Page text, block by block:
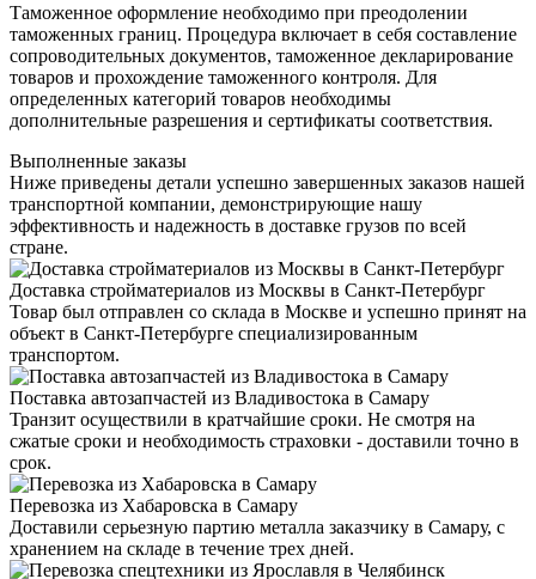
Таможенное оформление необходимо при преодолении
таможенных границ. Процедура включает в себя составление
сопроводительных документов, таможенное декларирование
товаров и прохождение таможенного контроля. Для
определенных категорий товаров необходимы
дополнительные разрешения и сертификаты соответствия.
Выполненные заказы
Ниже приведены детали успешно завершенных заказов нашей
транспортной компании, демонстрирующие нашу
эффективность и надежность в доставке грузов по всей
стране.
Доставка стройматериалов из Москвы в Санкт-Петербург
Товар был отправлен со склада в Москве и успешно принят на
объект в Санкт-Петербурге специализированным
транспортом.
Поставка автозапчастей из Владивостока в Самару
Транзит осуществили в кратчайшие сроки. Не смотря на
сжатые сроки и необходимость страховки - доставили точно в
срок.
Перевозка из Хабаровска в Самару
Доставили серьезную партию металла заказчику в Самару, с
хранением на складе в течение трех дней.